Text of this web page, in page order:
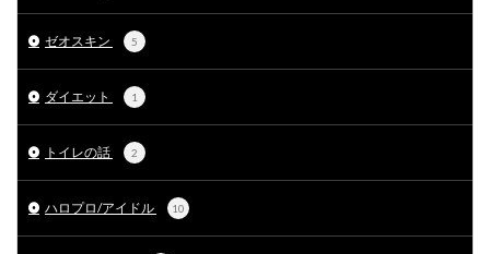
ゼオスキン 5
ダイエット 1
トイレの話 2
ハロプロ/アイドル 10